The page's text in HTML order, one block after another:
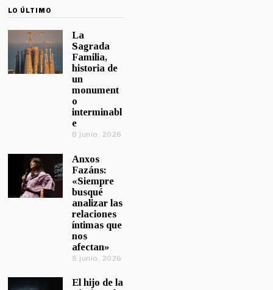
LO ÚLTIMO
La
Sagrada
Familia,
historia de
un
monument
o
interminabl
e
8 junio, 2026
Anxos
Fazáns:
«Siempre
busqué
analizar las
relaciones
íntimas que
nos
afectan»
5 junio, 2026
El hijo de la